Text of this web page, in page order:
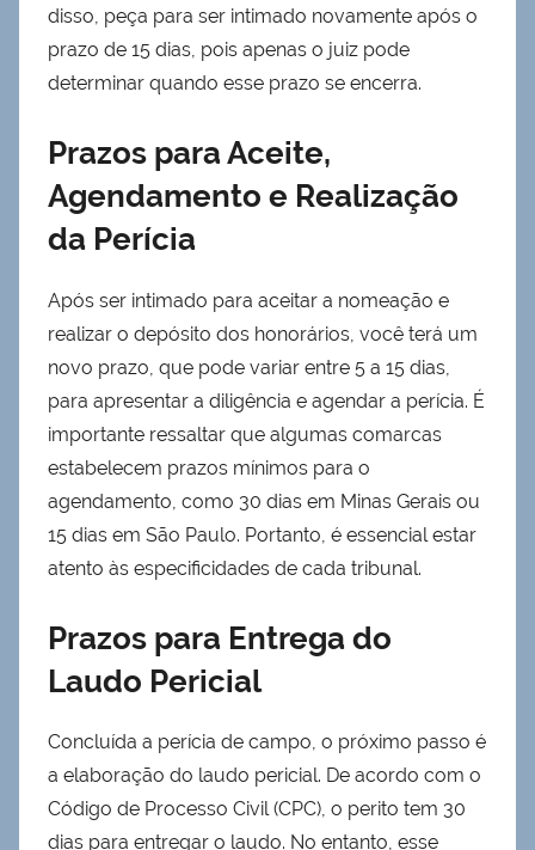
disso, peça para ser intimado novamente após o
prazo de 15 dias, pois apenas o juiz pode
determinar quando esse prazo se encerra.
Prazos para Aceite,
Agendamento e Realização
da Perícia
Após ser intimado para aceitar a nomeação e
realizar o depósito dos honorários, você terá um
novo prazo, que pode variar entre 5 a 15 dias,
para apresentar a diligência e agendar a perícia. É
importante ressaltar que algumas comarcas
estabelecem prazos mínimos para o
agendamento, como 30 dias em Minas Gerais ou
15 dias em São Paulo. Portanto, é essencial estar
atento às especificidades de cada tribunal.
Prazos para Entrega do
Laudo Pericial
Concluída a perícia de campo, o próximo passo é
a elaboração do laudo pericial. De acordo com o
Código de Processo Civil (CPC), o perito tem 30
dias para entregar o laudo. No entanto, esse